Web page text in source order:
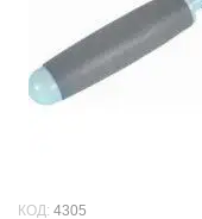
КОД: 4305